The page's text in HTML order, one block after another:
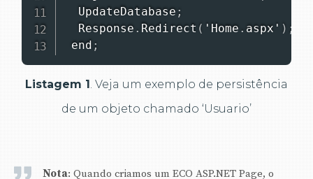
  UpdateDatabase
;
  Response
. Redirect ( 'Home . aspx' ) ;
end ;
Listagem 1. Veja um exemplo de persistência
de um objeto chamado ‘Usuario’
Nota: Quando criamos um ECO ASP.NET Page, o